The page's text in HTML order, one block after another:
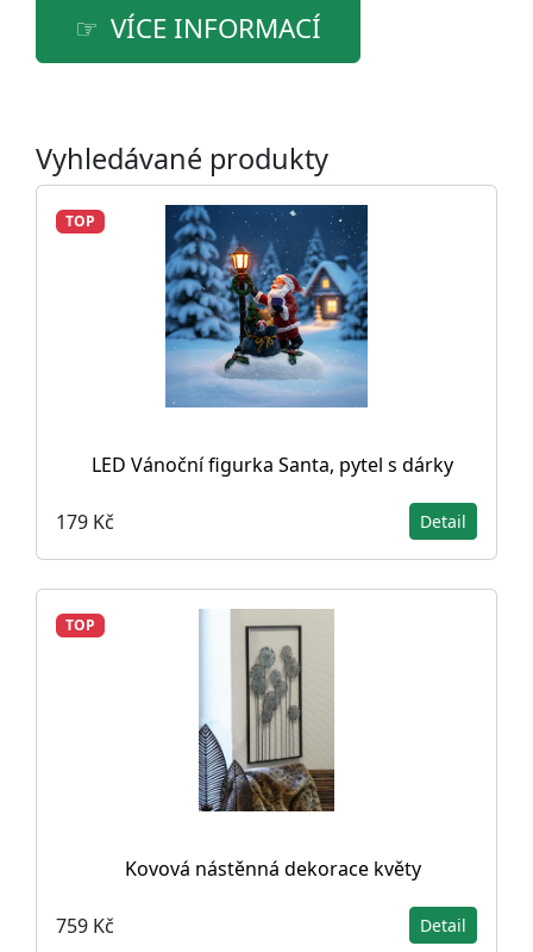
VÍCE INFORMACÍ
Vyhledávané produkty
TOP
LED Vánoční figurka Santa, pytel s dárky
179 Kč Detail
TOP
Kovová nástěnná dekorace květy
759 Kč Detail